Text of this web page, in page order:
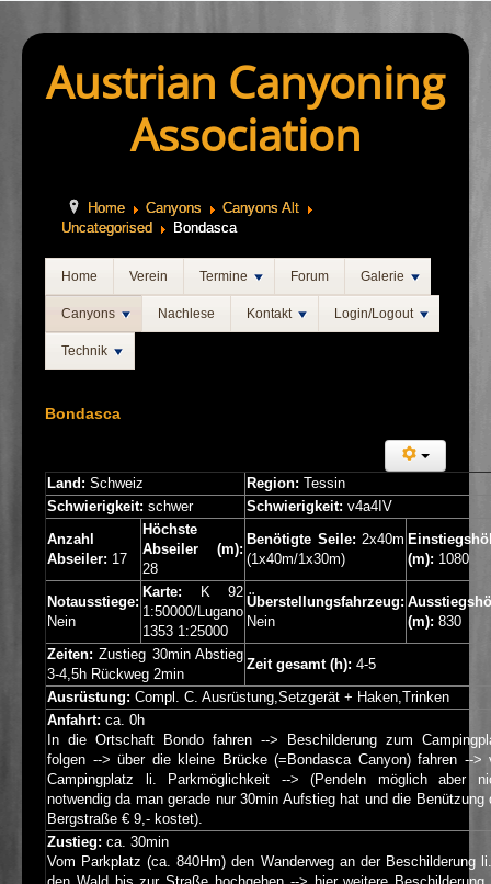
Austrian Canyoning
Association
Home Canyons
Canyons Alt
Uncategorised
Bondasca
Home Verein Termine Forum Galerie
Canyons Nachlese Kontakt Login/Logout
Technik
Bondasca
Land: Schweiz Region: Tessin
Schwierigkeit: schwer Schwierigkeit: v4a4IV
Anzahl
Abseiler: 17
Höchste
Abseiler (m):
28
Benötigte Seile: 2x40m
(1x40m/1x30m)
(m): 1080
Notausstiege:
Nein
Karte:
K 92
1:50000/Lugano
1353 1:25000
Überstellungsfahrzeug:
Nein
(m): 830
Zeiten:Zustieg 30min Abstieg
3-4,5h Rückweg 2min
Zeit gesamt (h): 4-5
Ausrüstung: Compl. C. Ausrüstung,Setzgerät + Haken,Trinken
Anfahrt: ca. 0h
In die Ortschaft Bondo fahren --> Beschilderung zum
folgen --> über die kleine Brücke (=Bondasca Canyon) fahren -->
Campingplatz li. Parkmöglichkeit --> (Pendeln möglich aber
notwendig da man gerade nur 30min Aufstieg hat und die Benützung
Bergstraße € 9,- kostet).
Zustieg: ca. 30min
Vom Parkplatz (ca. 840Hm) den Wanderweg an der Beschilderung